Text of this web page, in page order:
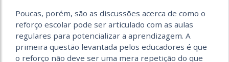
Poucas, porém, são as discussões acerca de como o
reforço escolar pode ser articulado com as aulas
regulares para potencializar a aprendizagem. A
primeira questão levantada pelos educadores é que
o reforço não deve ser uma mera repetição do que